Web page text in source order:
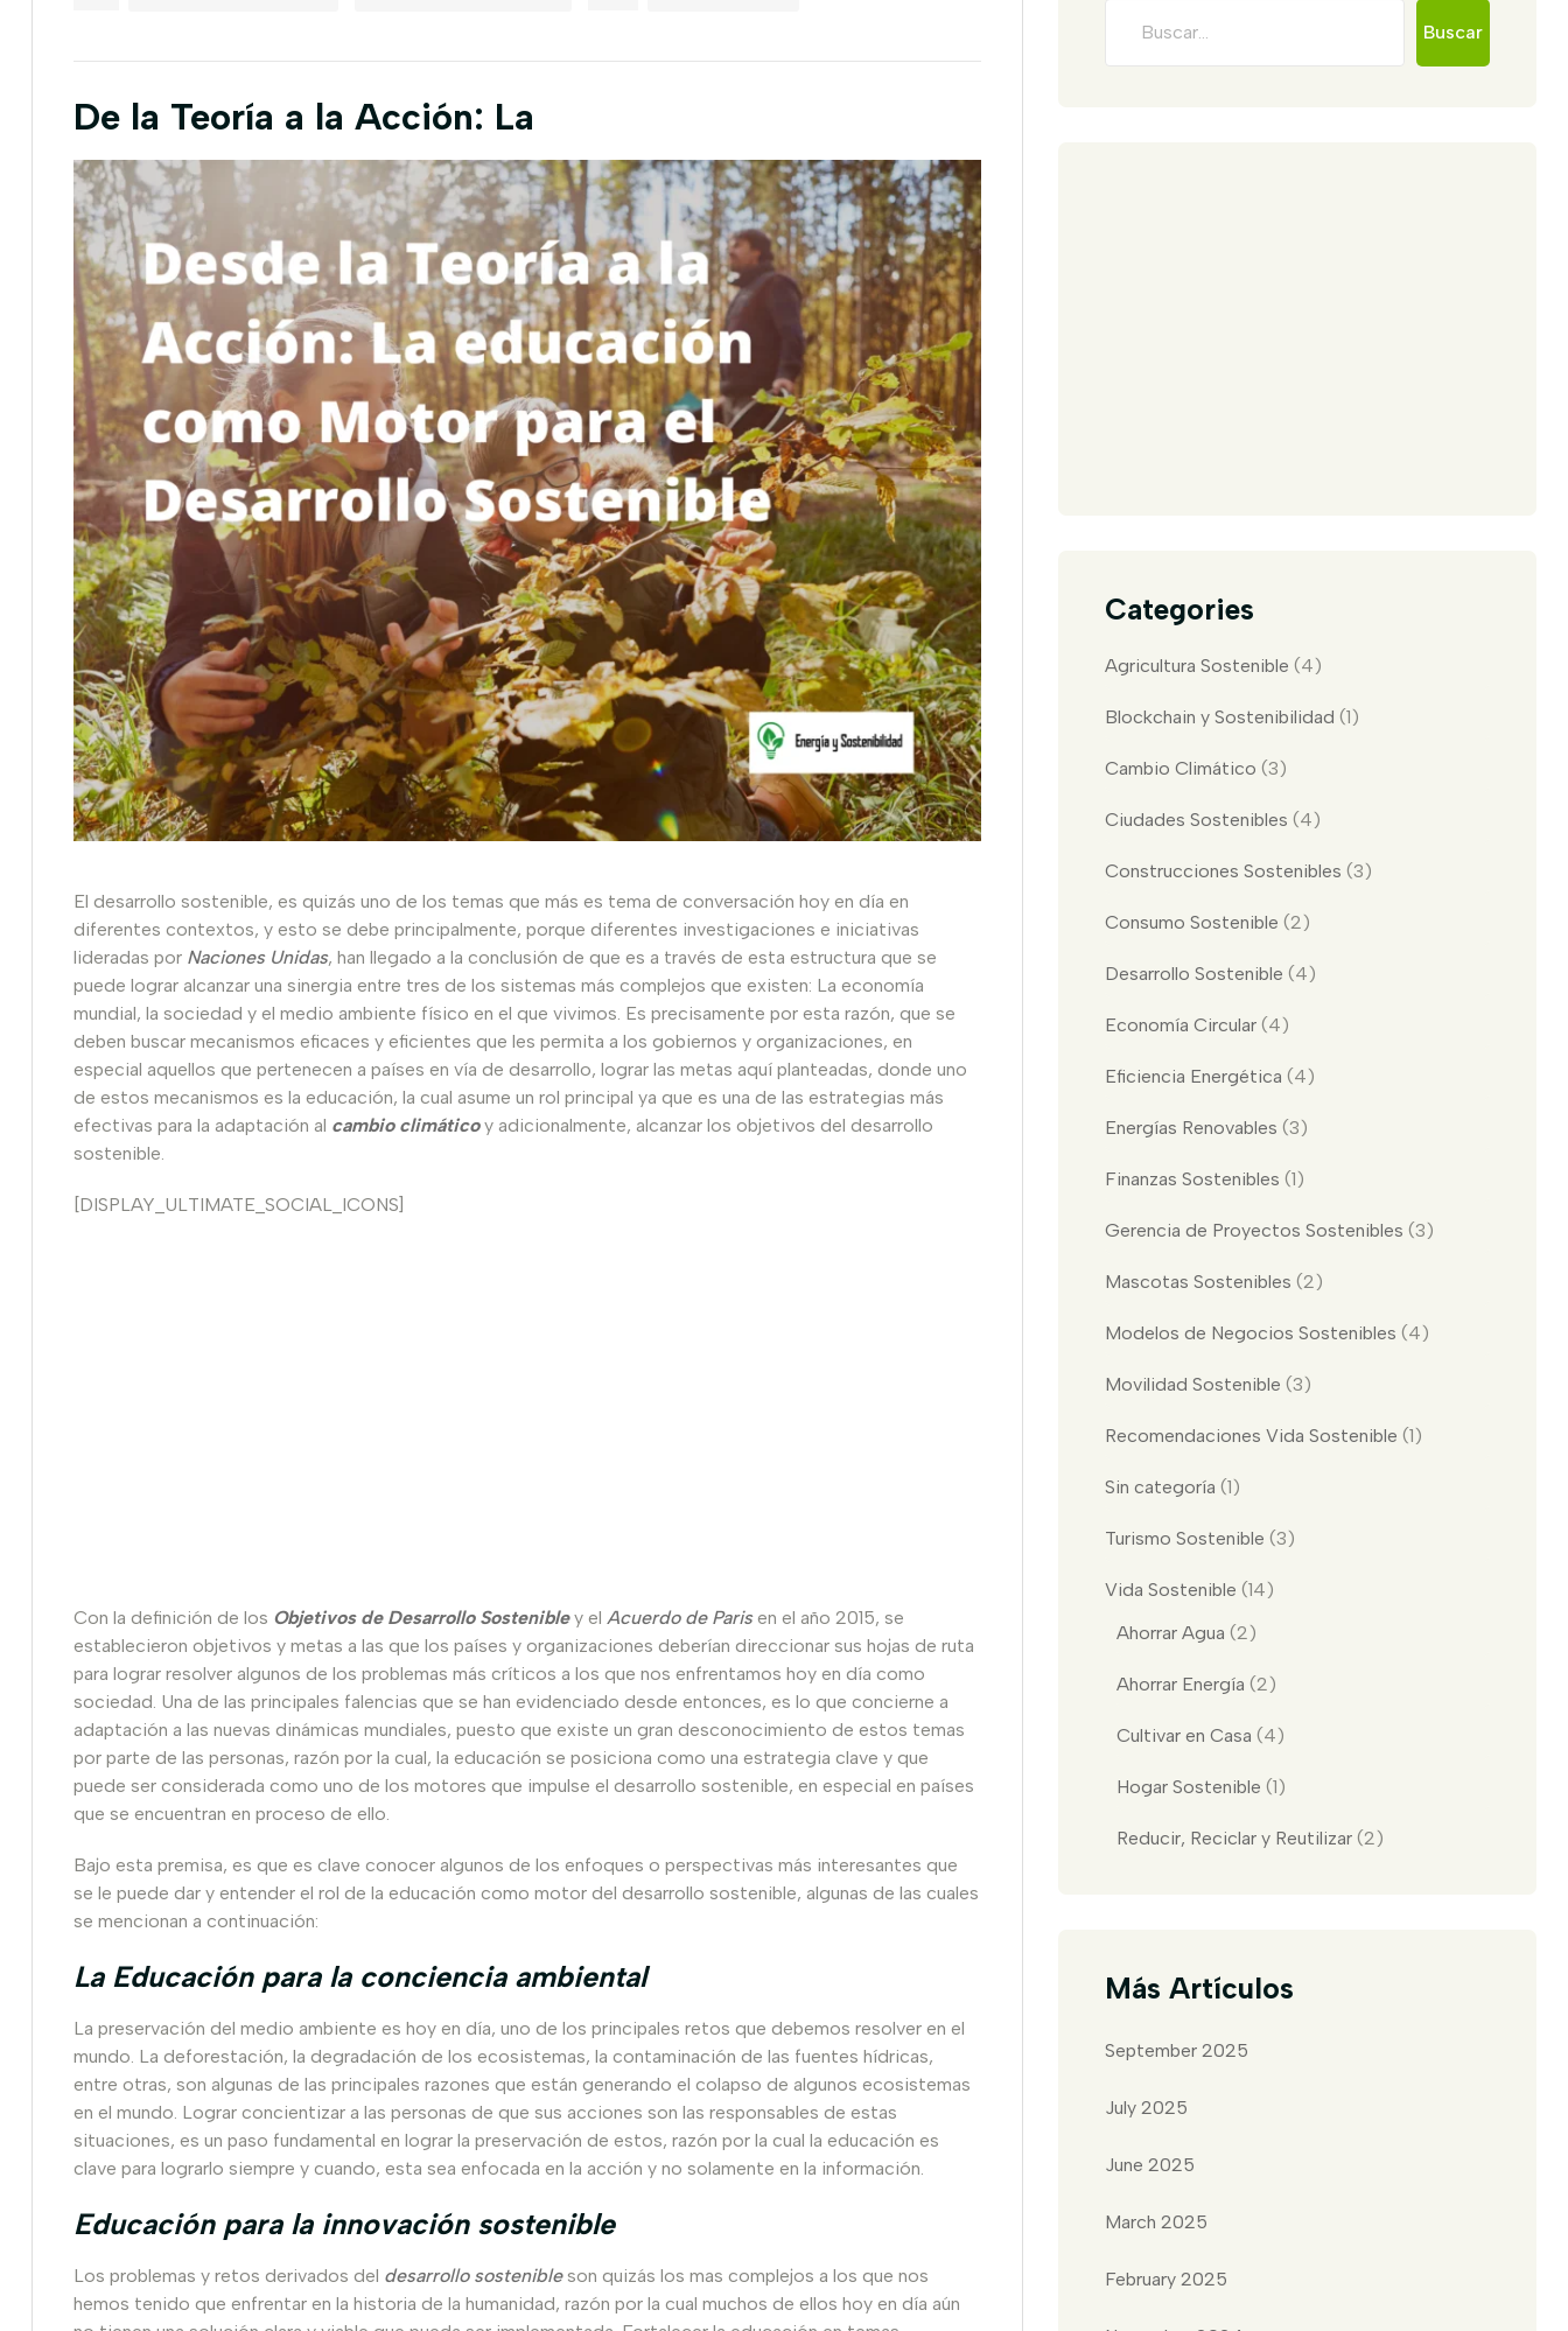
De la Teoría a la Acción: La
El desarrollo sostenible, es quizás uno de los temas que más es tema de conversación hoy en día en
diferentes contextos, y esto se debe principalmente, porque diferentes investigaciones e iniciativas
lideradas por Naciones Unidas, han llegado a la conclusión de que es a través de esta estructura que se
puede lograr alcanzar una sinergia entre tres de los sistemas más complejos que existen: La economía
mundial, la sociedad y el medio ambiente físico en el que vivimos. Es precisamente por esta razón, que se
deben buscar mecanismos eficaces y eficientes que les permita a los gobiernos y organizaciones, en
especial aquellos que pertenecen a países en vía de desarrollo, lograr las metas aquí planteadas, donde uno
de estos mecanismos es la educación, la cual asume un rol principal ya que es una de las estrategias más
efectivas para la adaptación al cambio climáticoy adicionalmente, alcanzar los objetivos del desarrollo
sostenible.
[DISPLAY_ULTIMATE_SOCIAL_ICONS]
Con la definición de los Objetivos de Desarrollo Sostenibley el Acuerdo de Parisen el año 2015, se
establecieron objetivos y metas a las que los países y organizaciones deberían direccionar sus hojas de ruta
para lograr resolver algunos de los problemas más críticos a los que nos enfrentamos hoy en día como
sociedad. Una de las principales falencias que se han evidenciado desde entonces, es lo que concierne a
adaptación a las nuevas dinámicas mundiales, puesto que existe un gran desconocimiento de estos temas
por parte de las personas, razón por la cual, la educación se posiciona como una estrategia clave y que
puede ser considerada como uno de los motores que impulse el desarrollo sostenible, en especial en países
que se encuentran en proceso de ello.
Bajo esta premisa, es que es clave conocer algunos de los enfoques o perspectivas más interesantes que
se le puede dar y entender el rol de la educación como motor del desarrollo sostenible, algunas de las cuales
se mencionan a continuación:
La Educación para la conciencia ambiental
La preservación del medio ambiente es hoy en día, uno de los principales retos que debemos resolver en el
mundo. La deforestación, la degradación de los ecosistemas, la contaminación de las fuentes hídricas,
entre otras, son algunas de las principales razones que están generando el colapso de algunos ecosistemas
en el mundo. Lograr concientizar a las personas de que sus acciones son las responsables de estas
situaciones, es un paso fundamental en lograr la preservación de estos, razón por la cual la educación es
clave para lograrlo siempre y cuando, esta sea enfocada en la acción y no solamente en la información.
Educación para la innovación sostenible
Los problemas y retos derivados del desarrollo sostenibleson quizás los mas complejos a los que nos
hemos tenido que enfrentar en la historia de la humanidad, razón por la cual muchos de ellos hoy en día aún
Buscar
Categories
Agricultura Sostenible (4)
Blockchain y Sostenibilidad (1)
Cambio Climático (3)
Ciudades Sostenibles (4)
Construcciones Sostenibles (3)
Consumo Sostenible (2)
Desarrollo Sostenible (4)
Economía Circular (4)
Eficiencia Energética (4)
Energías Renovables (3)
Finanzas Sostenibles (1)
Gerencia de Proyectos Sostenibles (3)
Mascotas Sostenibles (2)
Modelos de Negocios Sostenibles (4)
Movilidad Sostenible (3)
Recomendaciones Vida Sostenible (1)
Sin categoría (1)
Turismo Sostenible (3)
Vida Sostenible (14)
Ahorrar Agua (2)
Ahorrar Energía (2)
Cultivar en Casa (4)
Hogar Sostenible (1)
Reducir, Reciclar y Reutilizar (2)
Más Artículos
September 2025
July 2025
June 2025
March 2025
February 2025